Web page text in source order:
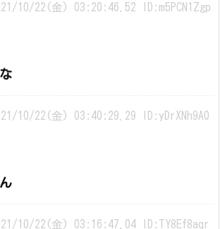
10/22(金) 03:20:46.52 ID:m5PCN1Zgp
10/22(金) 03:40:29.29 ID:yDrXNh9A0
10/22(金) 03:16:47.04 ID:TY8Ef8aqr